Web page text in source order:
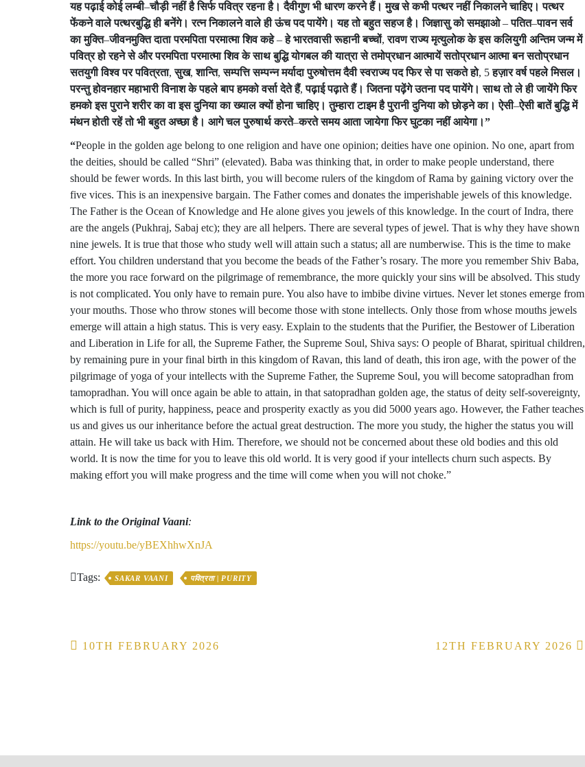
यह पढ़ाई कोई लम्बी–चौड़ी नहीं है सिर्फ पवित्र रहना है। दैवीगुण भी धारण करने हैं। मुख से कभी पत्थर नहीं निकालने चाहिए। पत्थर
फेंकने वाले पत्थरबुद्धि ही बनेंगे। रत्न निकालने वाले ही ऊंच पद पायेंगे। यह तो बहुत सहज है। जिज्ञासु को समझाओ–पतित–पावन सर्व
का मुक्ति–जीवनमुक्ति दाता परमपिता परमात्मा शिव कहे–हे भारतवासी रूहानी बच्चों,रावण राज्य मृत्युलोक के इस कलियुगी अन्तिम जन्म में
पवित्र हो रहने से और परमपिता परमात्मा शिव के साथ बुद्धि योगबल की यात्रा से तमोप्रधान आत्मायें सतोप्रधान आत्मा बन सतोप्रधान
सतयुगी विश्व पर पवित्रता,सुख,शान्ति,सम्पत्ति सम्पन्न मर्यादा पुरुषोत्तम दैवी स्वराज्य पद फिर से पा सकते हो, 5हज़ार वर्ष पहले मिसल।
परन्तु होवनहार महाभारी विनाश के पहले बाप हमको वर्सा देते हैं,पढ़ाई पढ़ाते हैं। जितना पढ़ेंगे उतना पद पायेंगे। साथ तो ले ही जायेंगे फिर
हमको इस पुराने शरीर का वा इस दुनिया का ख्याल क्यों होना चाहिए। तुम्हारा टाइम है पुरानी दुनिया को छोड़ने का। ऐसी–ऐसी बातें बुद्धि में
मंथन होती रहें तो भी बहुत अच्छा है। आगे चल पुरुषार्थ करते–करते समय आता जायेगा फिर घुटका नहीं आयेगा।”
“People in the golden age belong to one religion and have one opinion; deities have one opinion. No one, apart from
the deities, should be called “Shri” (elevated). Baba was thinking that, in order to make people understand, there
should be fewer words. In this last birth, you will become rulers of the kingdom of Rama by gaining victory over the
five vices. This is an inexpensive bargain. The Father comes and donates the imperishable jewels of this knowledge.
The Father is the Ocean of Knowledge and He alone gives you jewels of this knowledge. In the court of Indra, there
are the angels (Pukhraj, Sabaj etc); they are all helpers. There are several types of jewel. That is why they have shown
nine jewels. It is true that those who study well will attain such a status; all are numberwise. This is the time to make
effort. You children understand that you become the beads of the Father’s rosary. The more you remember Shiv Baba,
the more you race forward on the pilgrimage of remembrance, the more quickly your sins will be absolved. This study
is not complicated. You only have to remain pure. You also have to imbibe divine virtues. Never let stones emerge from
your mouths. Those who throw stones will become those with stone intellects. Only those from whose mouths jewels
emerge will attain a high status. This is very easy. Explain to the students that the Purifier, the Bestower of Liberation
and Liberation in Life for all, the Supreme Father, the Supreme Soul, Shiva says: O people of Bharat, spiritual children,
by remaining pure in your final birth in this kingdom of Ravan, this land of death, this iron age, with the power of the
pilgrimage of yoga of your intellects with the Supreme Father, the Supreme Soul, you will become satopradhan from
tamopradhan. You will once again be able to attain, in that satopradhan golden age, the status of deity self-sovereignty,
which is full of purity, happiness, peace and prosperity exactly as you did 5000 years ago. However, the Father teaches
us and gives us our inheritance before the actual great destruction. The more you study, the higher the status you will
attain. He will take us back with Him. Therefore, we should not be concerned about these old bodies and this old
world. It is now the time for you to leave this old world. It is very good if your intellects churn such aspects. By
making effort you will make progress and the time will come when you will not choke.”
Link to the Original Vaani:
https://youtu.be/yBEXhhwXnJA
Tags: SAKAR VAANI पवित्रता | PURITY
Post
10TH FEBRUARY 2026 12TH FEBRUARY 2026